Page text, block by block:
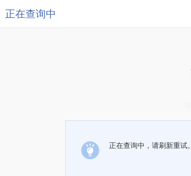
正在查询中
正在查询中，请刷新重试。